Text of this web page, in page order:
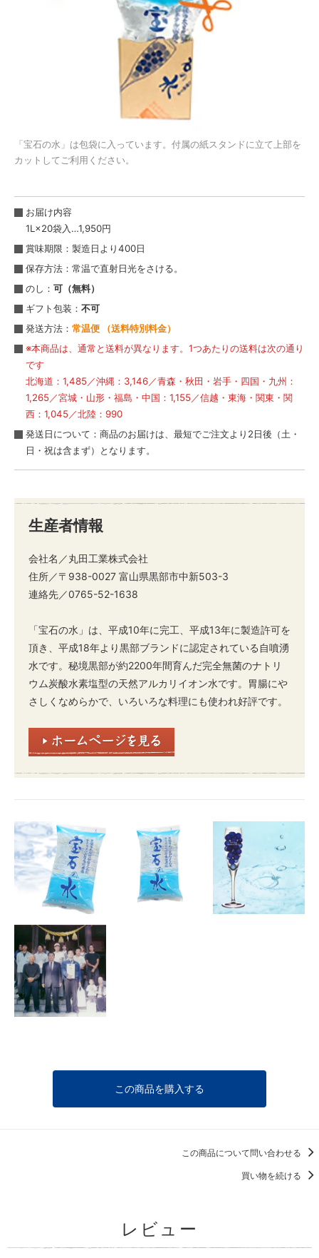
「宝石の水」は包袋に入っています。付属の紙スタンドに立て上部を
カットしてご利用ください。
お届け内容
1L×20袋入…1,950円
賞味期限：製造日より400日
保存方法：常温で直射日光をさける。
のし： 可（無料）
ギフト包装： 不可
発送方法： 常温便 （送料特別料金）
※本商品は、通常と送料が異なります。1つあたりの送料は次の通り
です
北海道：1,485／沖縄：3,146／青森・秋田・岩手・四国・九州：
1,265／宮城・山形・福島・中国：1,155／信越・東海・関東・関
西：1,045／北陸：990
発送日について：商品のお届けは、最短でご注文より2日後（土・
日・祝は含まず）となります。
生産者情報
会社名／丸田工業株式会社
住所／〒938-0027 富山県黒部市中新503-3
連絡先／0765-52-1638
「宝石の水」は、平成10年に完工、平成13年に製造許可を
頂き、平成18年より黒部ブランドに認定されている自噴湧
水です。秘境黒部が約2200年間育んだ完全無菌のナトリ
ウム炭酸水素塩型の天然アルカリイオン水です。胃腸にや
さしくなめらかで、いろいろな料理にも使われ好評です。
この商品を購入する
この商品について問い合わせる
買い物を続ける
レビュー